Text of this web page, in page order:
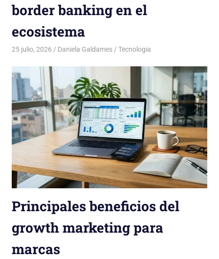
border banking en el
ecosistema
25 julio, 2026 Daniela Galdames Tecnologia
Principales beneficios del
growth marketing para
marcas